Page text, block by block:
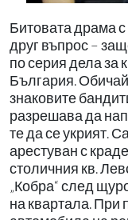
Битовата драма
друг въпрос –
по серия дела за
България.
знаковите
разрешава да
те да се укрият.
арестуван с
столичния кв.
„Кобра“ след
на квартала. При